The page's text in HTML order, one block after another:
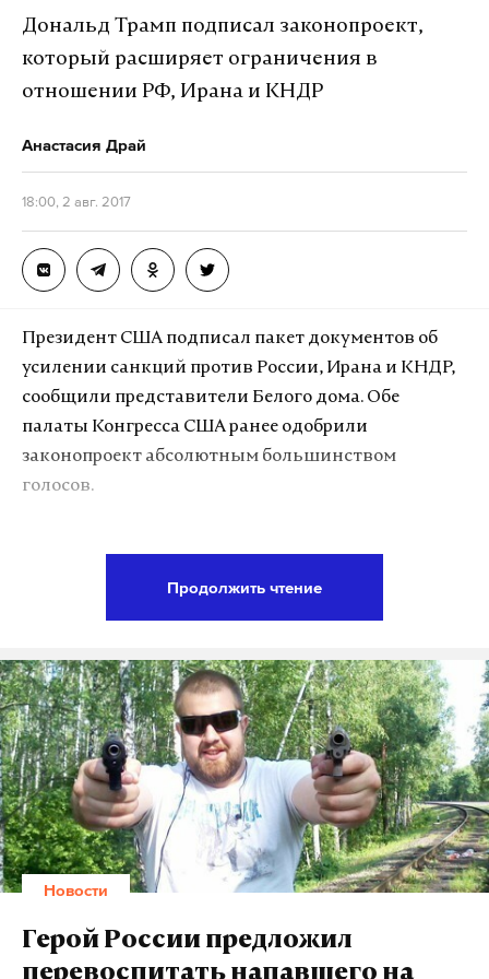
BREAKING NEWS: Roof of elementary school in
Minneapolis partially collapses after explosion.
pic.twitter.com/Tirv2ODdhC
#BREAKING
explosion. LIVE UPDATES ON TV
— ABC13 Houston (@abc13houston)2 августа
2017 г.
#BREAKINGExplosion and building collapse at school
in Minneapolis; Rescues underway - Watch LIVE:
https://t.co/mhAqjcEsqJ
Фото: ©twitter.com/DPet_KARE11News
Дональд Трамп подписал законопроект,
который расширяет ограничения в
отношении РФ, Ирана и КНДР
Анастасия Драй
18:00, 2 авг. 2017
Президент США подписал пакет документов об
усилении санкций против России, Ирана и КНДР,
сообщили представители Белого дома. Обе
палаты Конгресса США ранее одобрили
законопроект абсолютным большинством
голосов.
предусматривают введение персональных
ограничений. По мнению США, меры коснутся
лиц, причастных к кибератакам на американские
госорганы, к коррупции и нарушению прав
человека, лиц, подозреваемых Вашингтоном в
связях с российской разведкой и оборонным
сектором. В документе упомянуты люди, которые,
как считают США, оказывают материальную и
технологическую помощь в вооружении
правительственных сил Сирии.
Продолжить чтение
Новости
Герой России предложил